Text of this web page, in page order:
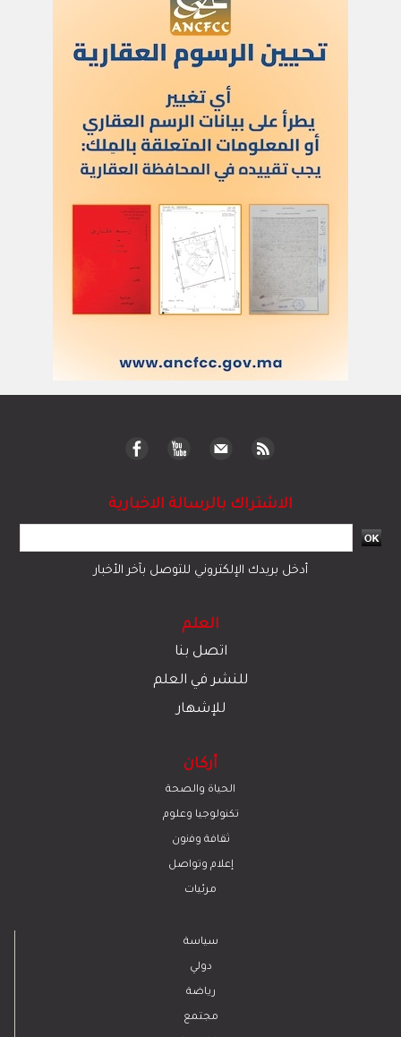
الاشتراك بالرسالة الاخبارية
أدخل بريدك الإلكتروني للتوصل بآخر الأخبار
العلم
اتصل بنا
للنشر في العلم
للإشهار
أركان
الحياة والصحة
تكنولوجيا وعلوم
ﺛﻘﺎﻓﺔ وﻓﻧون
إعلام وتواصل
مرئيات
سياسة
دولي
رياضة
مجتمع